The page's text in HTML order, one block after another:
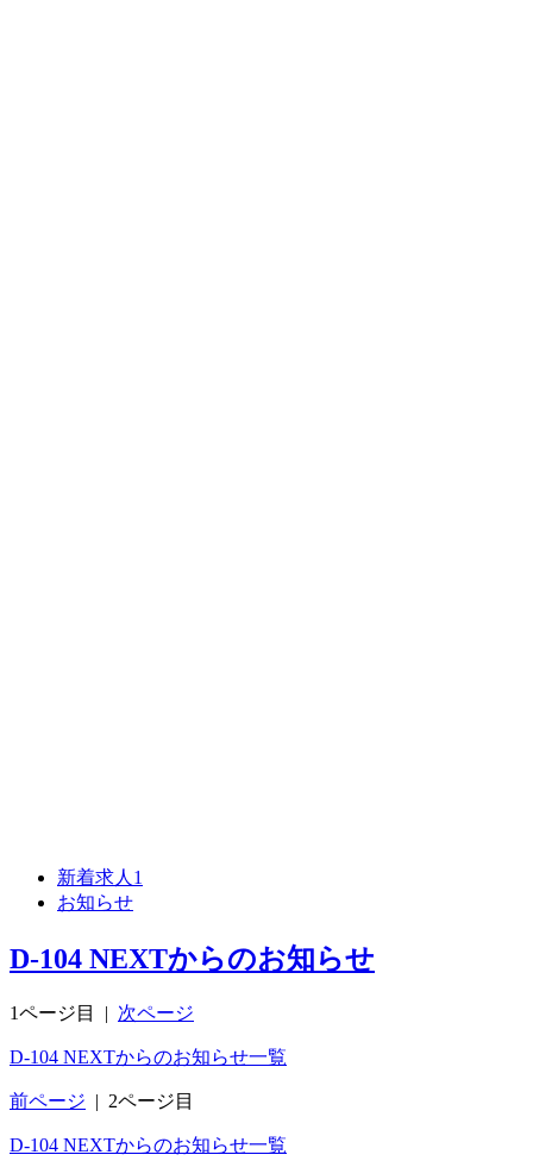
新着求人1
お知らせ
D-104 NEXTからのお知らせ
1ページ目 | 次ページ
D-104 NEXTからのお知らせ一覧
前ページ | 2ページ目
D-104 NEXTからのお知らせ一覧